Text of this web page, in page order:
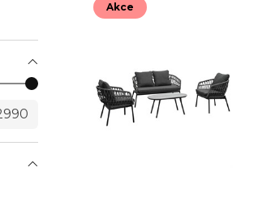
Akce